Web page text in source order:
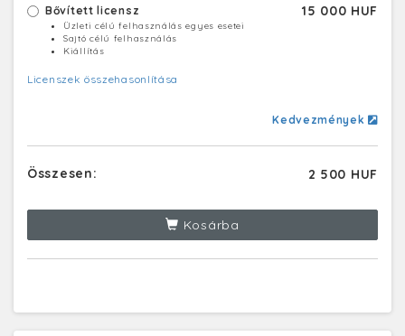
Bővített licensz 15 000 HUF
Üzleti célú felhasználás egyes esetei
Sajtó célú felhasználás
Kiállítás
Licenszek összehasonlítása
Kedvezmények
Összesen: 2 500 HUF
Kosárba